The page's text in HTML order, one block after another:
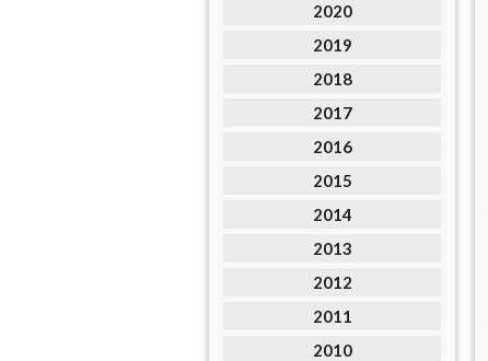
2020
2019
2018
2017
2016
2015
2014
2013
2012
2011
2010